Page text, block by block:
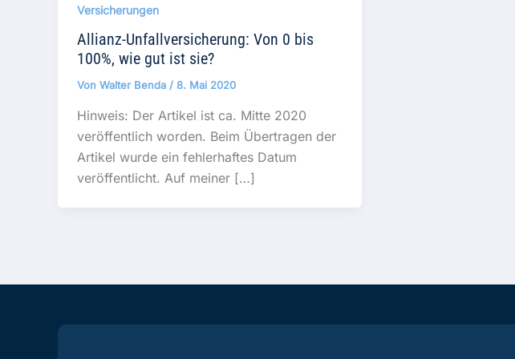
Versicherungen
Allianz-Unfallversicherung: Von 0 bis
100%, wie gut ist sie?
Von Walter Benda / 8. Mai 2020
Hinweis: Der Artikel ist ca. Mitte 2020
veröffentlich worden. Beim Übertragen der
Artikel wurde ein fehlerhaftes Datum
veröffentlicht. Auf meiner […]